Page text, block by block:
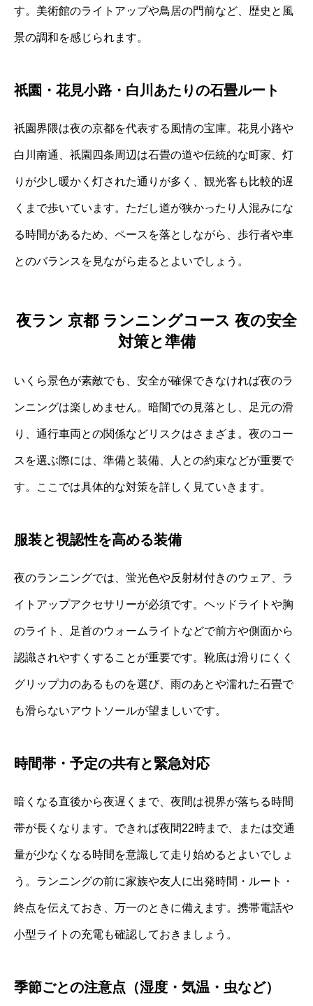
す。美術館のライトアップや鳥居の門前など、歴史と風
景の調和を感じられます。
祇園・花見小路・白川あたりの石畳ルート
祇園界隈は夜の京都を代表する風情の宝庫。花見小路や
白川南通、祇園四条周辺は石畳の道や伝統的な町家、灯
りが少し暖かく灯された通りが多く、観光客も比較的遅
くまで歩いています。ただし道が狭かったり人混みにな
る時間があるため、ペースを落としながら、歩行者や車
とのバランスを見ながら走るとよいでしょう。
夜ラン 京都 ランニングコース 夜の安全
対策と準備
いくら景色が素敵でも、安全が確保できなければ夜のラ
ンニングは楽しめません。暗闇での見落とし、足元の滑
り、通行車両との関係などリスクはさまざま。夜のコー
スを選ぶ際には、準備と装備、人との約束などが重要で
す。ここでは具体的な対策を詳しく見ていきます。
服装と視認性を高める装備
夜のランニングでは、蛍光色や反射材付きのウェア、ラ
イトアップアクセサリーが必須です。ヘッドライトや胸
のライト、足首のウォームライトなどで前方や側面から
認識されやすくすることが重要です。靴底は滑りにくく
グリップ力のあるものを選び、雨のあとや濡れた石畳で
も滑らないアウトソールが望ましいです。
時間帯・予定の共有と緊急対応
暗くなる直後から夜遅くまで、夜間は視界が落ちる時間
帯が長くなります。できれば夜間22時まで、または交通
量が少なくなる時間を意識して走り始めるとよいでしょ
う。ランニングの前に家族や友人に出発時間・ルート・
終点を伝えておき、万一のときに備えます。携帯電話や
小型ライトの充電も確認しておきましょう。
季節ごとの注意点（湿度・気温・虫など）